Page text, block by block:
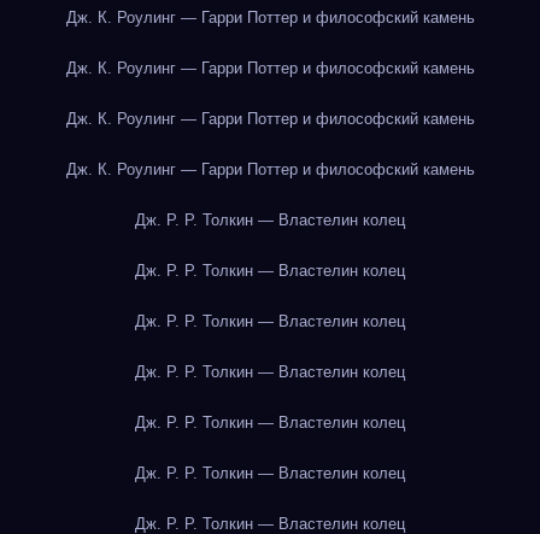
Дж. К. Роулинг — Гарри Поттер и философский камень
Дж. К. Роулинг — Гарри Поттер и философский камень
Дж. К. Роулинг — Гарри Поттер и философский камень
Дж. К. Роулинг — Гарри Поттер и философский камень
Дж. Р. Р. Толкин — Властелин колец
Дж. Р. Р. Толкин — Властелин колец
Дж. Р. Р. Толкин — Властелин колец
Дж. Р. Р. Толкин — Властелин колец
Дж. Р. Р. Толкин — Властелин колец
Дж. Р. Р. Толкин — Властелин колец
Дж. Р. Р. Толкин — Властелин колец